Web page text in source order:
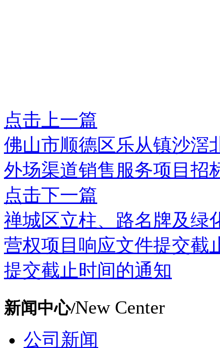
点击上一篇
佛山市顺德区乐从镇沙滘
外场渠道销售服务项目招
点击下一篇
禅城区立柱、路名牌及绿
营权项目响应文件提交截
提交截止时间的通知
新闻中心/New Center
公司新闻